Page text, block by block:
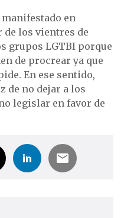
manifestado en
de los vientres de
grupos LGTBI porque
de procrear ya que
En ese sentido,
de no dejar a los
legislar en favor de